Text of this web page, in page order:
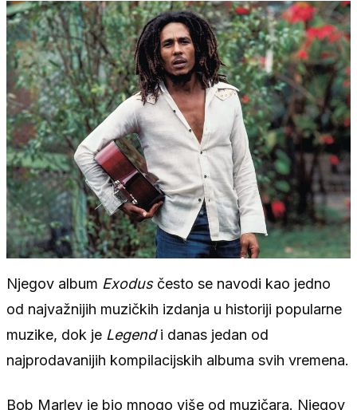
Njegov album Exodus često se navodi kao jedno
od najvažnijih muzičkih izdanja u historiji popularne
muzike, dok je Legendi danas jedan od
najprodavanijih kompilacijskih albuma svih vremena.
Bob Marley je bio mnogo više od muzičara. Njegov